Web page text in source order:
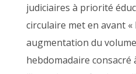
judiciaires à priorité
circulaire met en avant
augmentation du
hebdomadaire consacré